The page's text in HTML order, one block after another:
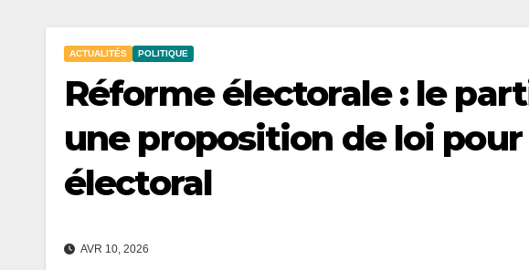
ACTUALITÉS POLITIQUE
Réforme électorale : le
une proposition de loi
électoral
AVR 10, 2026